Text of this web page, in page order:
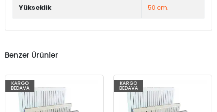
Yükseklik 50 cm.
Benzer Ürünler
KARGO
BEDAVA
KARGO
BEDAVA